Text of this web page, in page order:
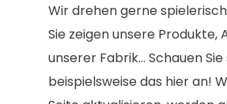
Wir drehen gerne
Sie zeigen unsere Produkte,
unserer Fabrik... Schauen
beispielsweise das hier an!